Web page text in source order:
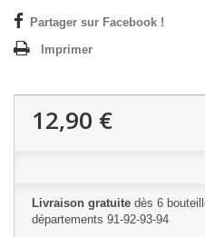
Partager sur Facebook !
Imprimer
12,90 €
Livraison gratuite dès 6
départements 91-92-93-94